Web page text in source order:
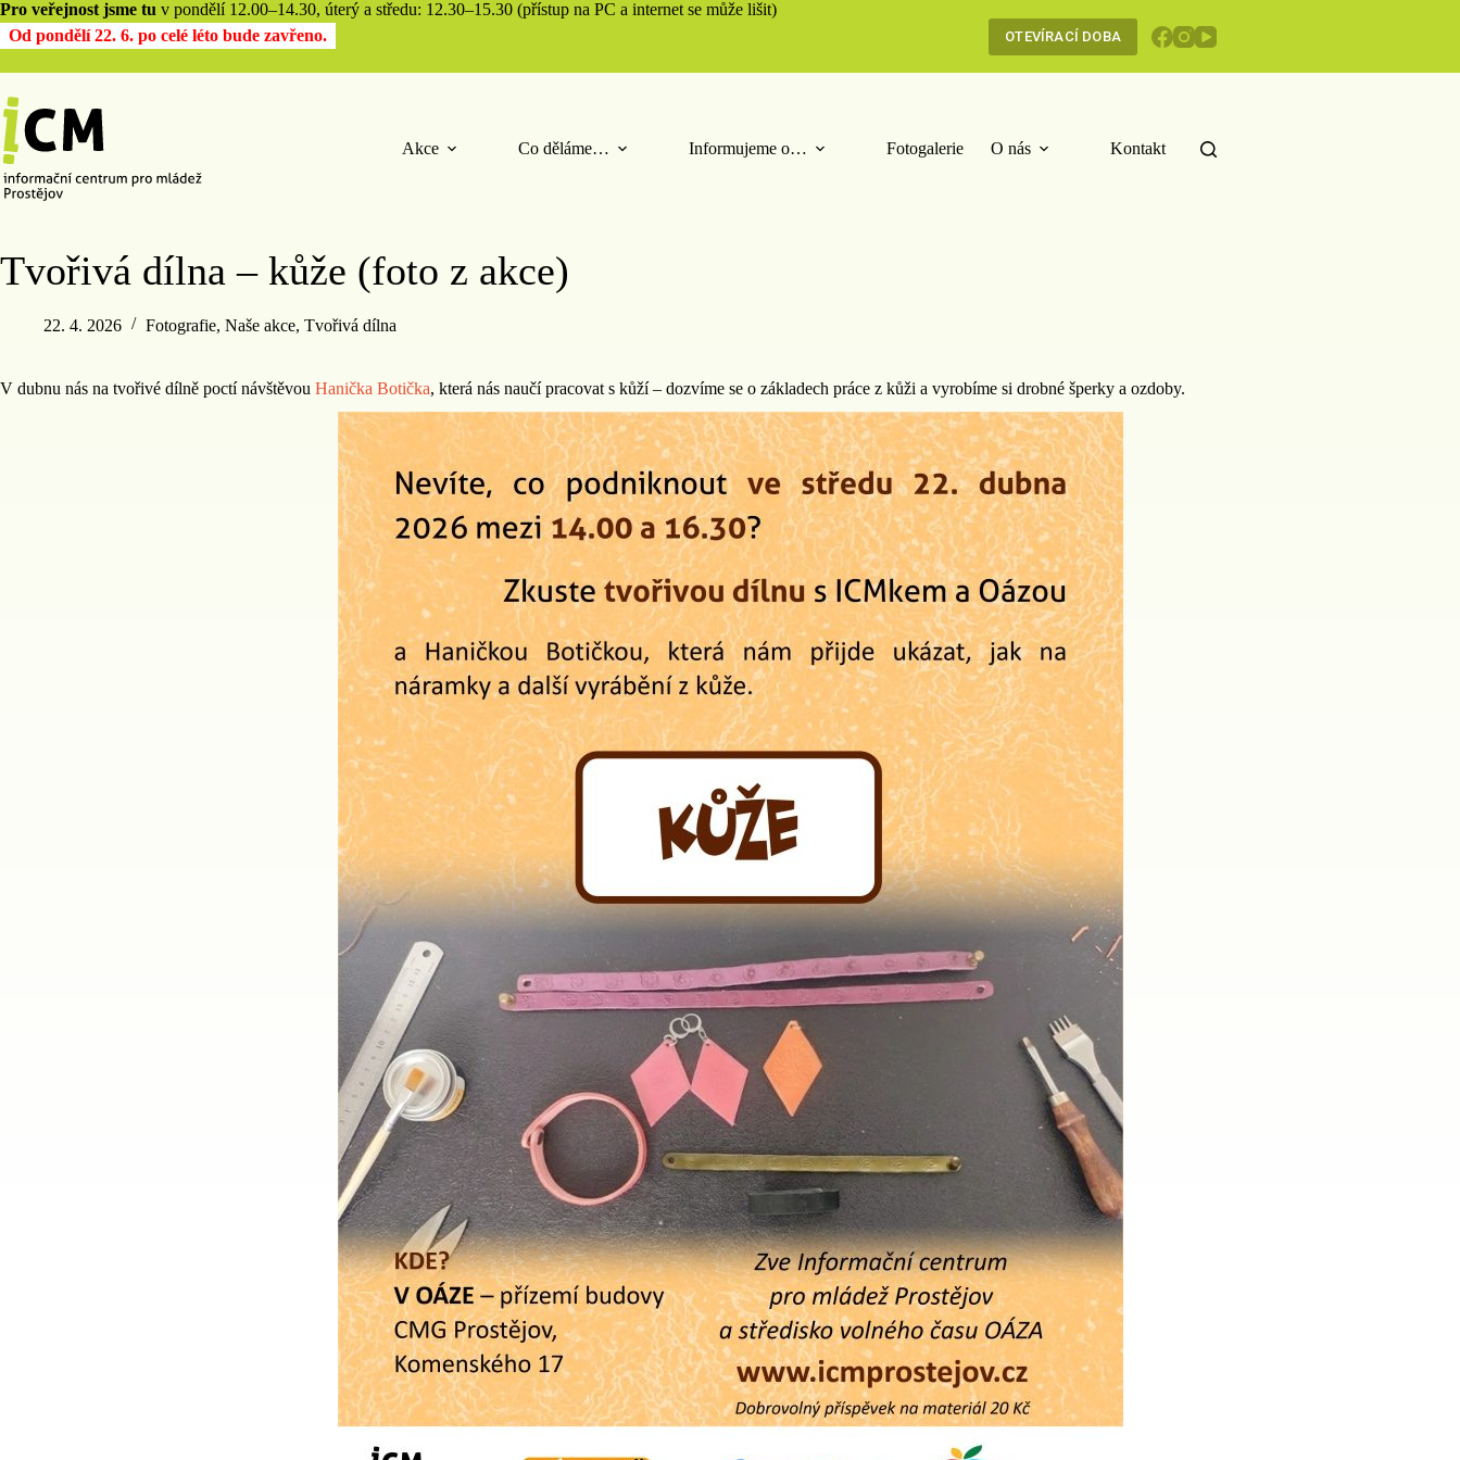
Pro veřejnost jsme tu v pondělí 12.00–14.30, úterý a středu: 12.30–15.30 (přístup na PC a internet se může lišit)
Od pondělí 22. 6. po celé léto bude zavřeno.
OTEVÍRACÍ DOBA
Akce Co děláme… Informujeme o… Fotogalerie O nás Kontakt
Tvořivá dílna – kůže (foto z akce)
22. 4. 2026 Fotografie, Naše akce, Tvořivá dílna
V dubnu nás na tvořivé dílně poctí návštěvou Hanička Botička, která nás naučí pracovat s kůží – dozvíme se o základech práce z kůži a vyrobíme si drobné šperky a ozdoby.